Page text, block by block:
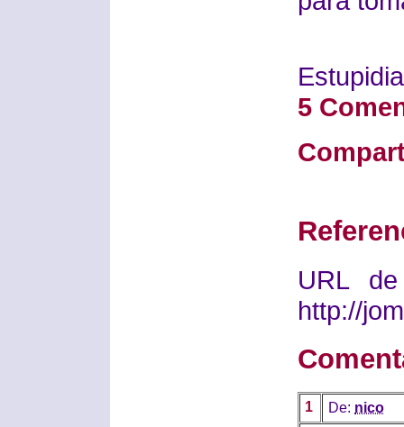
5
URL
http://
1 De: nico